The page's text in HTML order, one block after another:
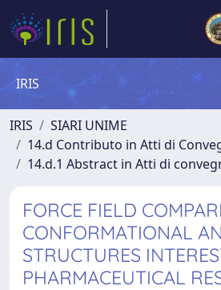
IRIS
IRIS
SIARI UNIME
14.d Contributo in Atti di
14.d.1 Abstract in Atti di
FORCE FIELD
CONFORMATIONAL
STRUCTURES
PHARMACEUTICAL